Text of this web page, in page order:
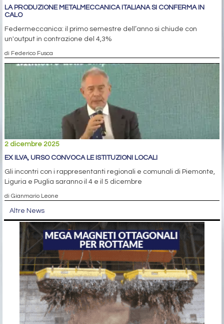
LA PRODUZIONE METALMECCANICA ITALIANA SI CONFERMA IN
CALO
Federmeccanica: il primo semestre dell’anno si chiude con
un'output in contrazione del 4,3%
di Federico Fusca
2 dicembre 2025
EX ILVA, URSO CONVOCA LE ISTITUZIONI LOCALI
Gli incontri con i rappresentanti regionali e comunali di Piemonte,
Liguria e Puglia saranno il 4 e il 5 dicembre
di Gianmario Leone
Altre News